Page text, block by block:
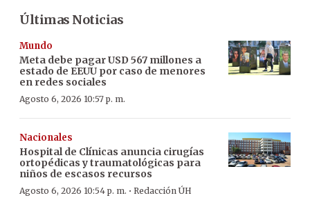
Últimas Noticias
Mundo
Meta debe pagar USD 567 millones a
estado de EEUU por caso de menores
en redes sociales
Agosto 6, 2026 10:57 p. m.
Nacionales
Hospital de Clínicas anuncia cirugías
ortopédicas y traumatológicas para
niños de escasos recursos
Agosto 6, 2026 10:54 p. m. · Redacción ÚH